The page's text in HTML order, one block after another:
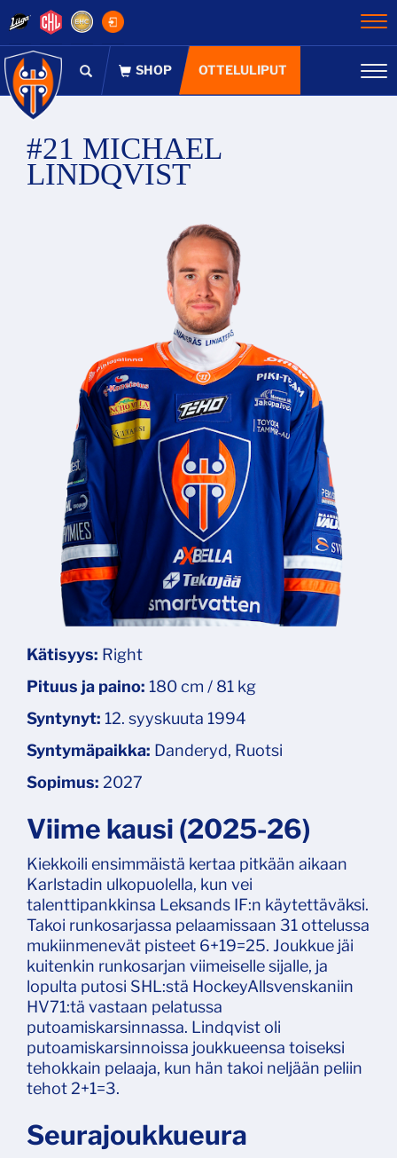
OTTELULIPUT
#21 MICHAEL
LINDQVIST
Kätisyys: Right
Pituus ja paino: 180 cm / 81 kg
Syntynyt: 12. syyskuuta 1994
Syntymäpaikka: Danderyd, Ruotsi
Sopimus: 2027
Viime kausi (2025-26)
Kiekkoili ensimmäistä kertaa pitkään aikaan
Karlstadin ulkopuolella, kun vei
talenttipankkinsa Leksands IF:n käytettäväksi.
Takoi runkosarjassa pelaamissaan 31 ottelussa
mukiinmenevät pisteet 6+19=25. Joukkue jäi
kuitenkin runkosarjan viimeiselle sijalle, ja
lopulta putosi SHL:stä HockeyAllsvenskaniin
HV71:tä vastaan pelatussa
putoamiskarsinnassa. Lindqvist oli
putoamiskarsinnoissa joukkueensa toiseksi
tehokkain pelaaja, kun hän takoi neljään peliin
tehot 2+1=3.
Seurajoukkueura